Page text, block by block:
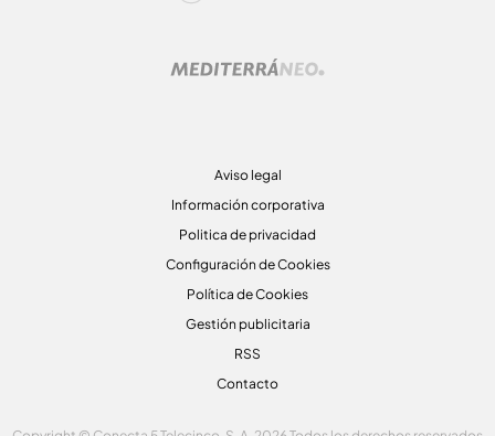
Aviso legal
Información corporativa
Politica de privacidad
Configuración de Cookies
Política de Cookies
Gestión publicitaria
RSS
Contacto